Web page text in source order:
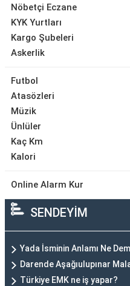
Nöbetçi Eczane
KYK Yurtları
Kargo Şubeleri
Askerlik
Futbol
Atasözleri
Müzik
Ünlüler
Kaç Km
Kalori
Online Alarm Kur
SENDEYİM
Yada İsminin Anlamı Ne
Darende Aşağıulupınar
Türkiye EMK ne iş yapar?